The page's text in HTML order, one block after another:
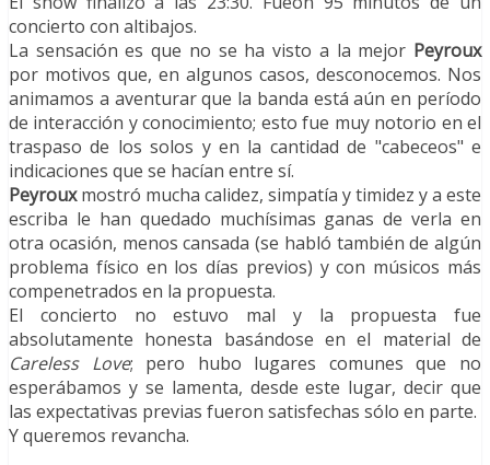
concierto con altibajos.
La sensación es que no se ha visto a la mejor Peyroux
por motivos que, en algunos casos, desconocemos. Nos
animamos a aventurar que la banda está aún en período
de interacción y conocimiento; esto fue muy notorio en el
traspaso de los solos y en la cantidad de "cabeceos" e
indicaciones que se hacían entre sí.
Peyrouxmostró mucha calidez, simpatía y timidez y a este
escriba le han quedado muchísimas ganas de verla en
otra ocasión, menos cansada (se habló también de algún
problema físico en los días previos) y con músicos más
compenetrados en la propuesta.
El concierto no estuvo mal y la propuesta fue
absolutamente honesta basándose en el material de
Careless Love; pero hubo lugares comunes que no
esperábamos y se lamenta, desde este lugar, decir que
las expectativas previas fueron satisfechas sólo en parte.
Y queremos revancha.